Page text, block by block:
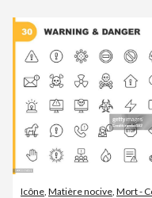
Icône Matière nocive Mort -